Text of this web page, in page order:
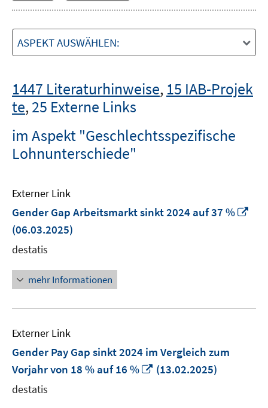
ASPEKT AUSWÄHLEN:
1447 Literaturhinweise, 15 IAB-Projek
te,25 Externe Links
im Aspekt "Geschlechtsspezifische
Lohnunterschiede"
Externer Link
Gender Gap Arbeitsmarkt sinkt 2024 auf 37 %
(06.03.2025)
destatis
mehr Informationen
Externer Link
Gender Pay Gap sinkt 2024 im Vergleich zum
Vorjahr von 18 % auf 16 %
In
(13.02.2025)
destatis